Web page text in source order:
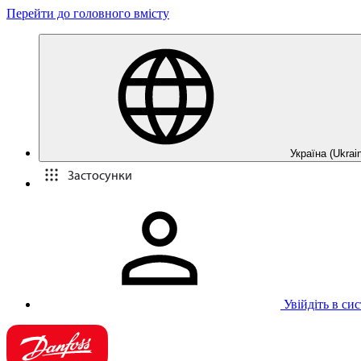
Перейти до головного вмісту
Україна
Застосунки
Увійдіть в